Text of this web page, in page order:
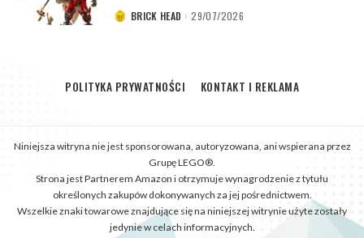
POSTEDBRICK HEAD 29/07/2026
POLITYKA PRYWATNOŚCI KONTAKT I REKLAMA
Niniejsza witryna nie jest sponsorowana, autoryzowana, ani wspierana przez
Grupę LEGO®.
Strona jest Partnerem Amazon i otrzymuje wynagrodzenie z tytułu
określonych zakupów dokonywanych za jej pośrednictwem.
Wszelkie znaki towarowe znajdujące się na niniejszej witrynie użyte zostały
jedynie w celach informacyjnych.